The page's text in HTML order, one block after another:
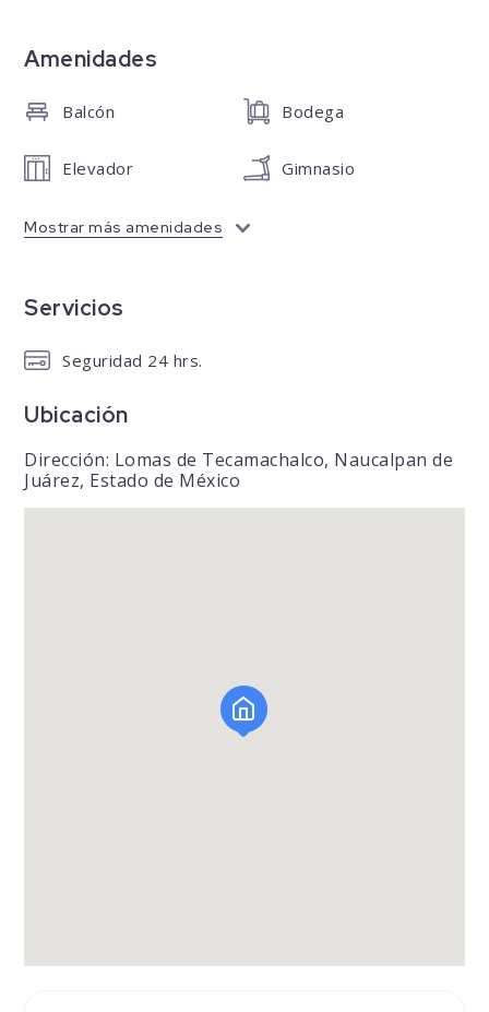
Amenidades
Balcón Bodega
Elevador Gimnasio
Mostrar más amenidades
Servicios
Seguridad 24 hrs.
Ubicación
Dirección: Lomas de Tecamachalco, Naucalpan de
Juárez, Estado de México